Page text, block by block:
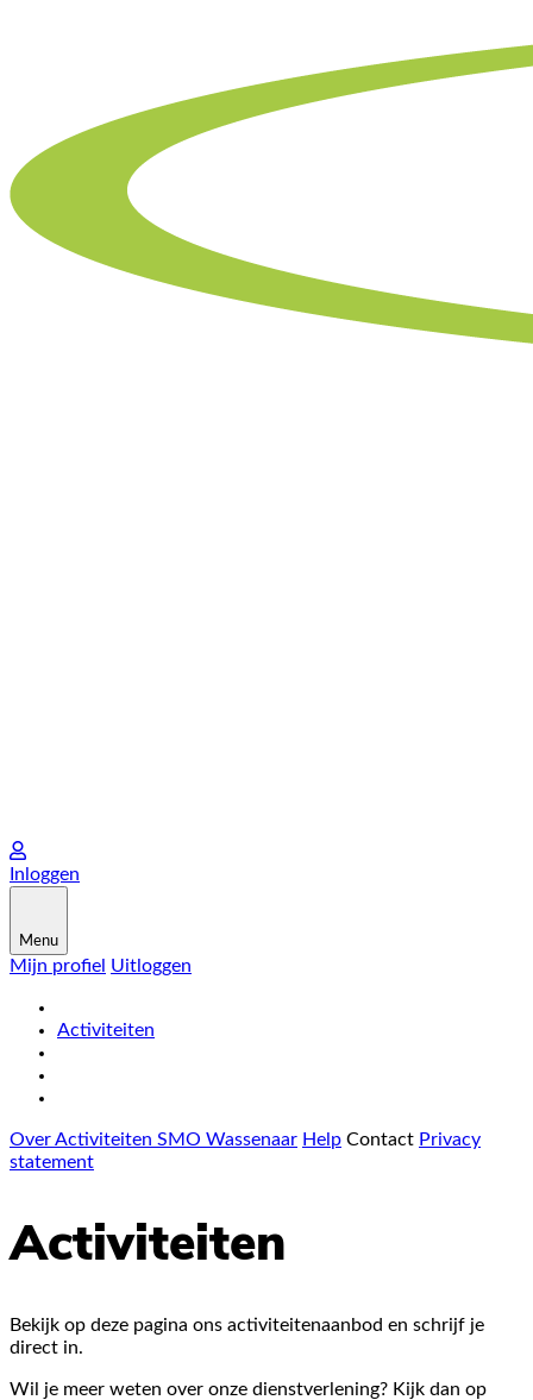
Inloggen
Menu
Mijn profiel Uitloggen
Activiteiten
Over Activiteiten SMO Wassenaar Help Contact Privacy
statement
Activiteiten
Bekijk op deze pagina ons activiteitenaanbod en schrijf je
direct in.
Wil je meer weten over onze dienstverlening? Kijk dan op